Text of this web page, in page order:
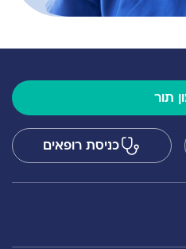
תור
כניסת רופאים